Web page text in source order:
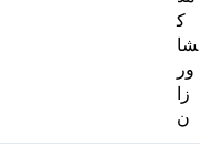
ک
شا
ور
زا
ن